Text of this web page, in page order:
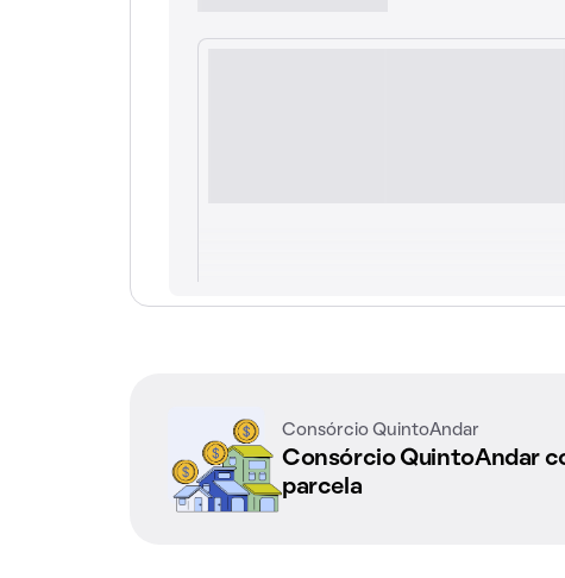
Consórcio QuintoAndar
Consórcio QuintoAndar
parcela